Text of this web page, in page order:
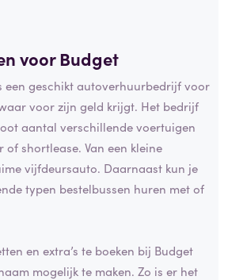
voor Budget
een geschikt autoverhuurbedrijf voor
voor zijn geld krijgt. Het bedrijf
aantal verschillende voertuigen
shortlease. Van een kleine
vijfdeursauto. Daarnaast kun je
typen bestelbussen huren met of
en extra’s te boeken bij Budget
mogelijk te maken. Zo is er het